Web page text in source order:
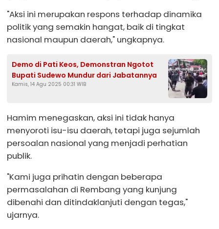
"Aksi ini merupakan respons terhadap dinamika
politik yang semakin hangat, baik di tingkat
nasional maupun daerah," ungkapnya.
Demo di Pati Keos, Demonstran Ngotot
Bupati Sudewo Mundur dari Jabatannya
Kamis, 14 Agu 2025 00:31 WIB
Hamim menegaskan, aksi ini tidak hanya
menyoroti isu-isu daerah, tetapi juga sejumlah
persoalan nasional yang menjadi perhatian
publik.
"Kami juga prihatin dengan beberapa
permasalahan di Rembang yang kunjung
dibenahi dan ditindaklanjuti dengan tegas,"
ujarnya.